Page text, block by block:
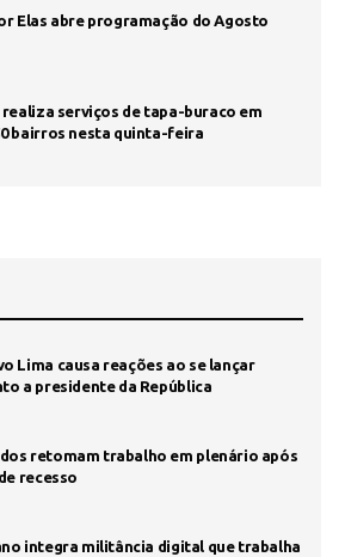
Elas abre programação do Agosto
serviços de tapa-buraco em
bairros nesta quinta-feira
Lima causa reações ao se lançar
a presidente da República
retomam trabalho em plenário após
recesso
integra militância digital que trabalha